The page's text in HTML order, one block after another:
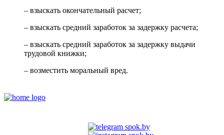
– взыскать окончательный расчет;
– взыскать средний заработок за задержку расчета;
– взыскать средний заработок за задержку выдачи
трудовой книжки;
– возместить моральный вред.